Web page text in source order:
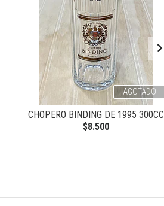
AGOTADO
CHOPERO BINDING DE 1995 300CC
$8.500